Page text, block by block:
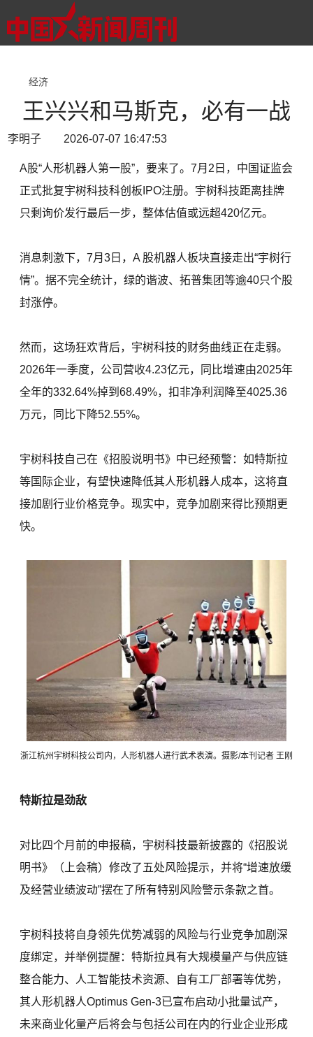
经济
王兴兴和马斯克，必有一战
李明子 2026-07-07 16:47:53
A股“人形机器人第一股”，要来了。7月2日，中国证监会
正式批复宇树科技科创板IPO注册。宇树科技距离挂牌
只剩询价发行最后一步，整体估值或远超420亿元。
消息刺激下，7月3日，A 股机器人板块直接走出“宇树行
情”。据不完全统计，绿的谐波、拓普集团等逾40只个股
封涨停。
然而，这场狂欢背后，宇树科技的财务曲线正在走弱。
2026年一季度，公司营收4.23亿元，同比增速由2025年
全年的332.64%掉到68.49%，扣非净利润降至4025.36
万元，同比下降52.55%。
宇树科技自己在《招股说明书》中已经预警：如特斯拉
等国际企业，有望快速降低其人形机器人成本，这将直
接加剧行业价格竞争。现实中，竞争加剧来得比预期更
快。
浙江杭州宇树科技公司内，人形机器人进行武术表演。摄影/本刊记者 王刚
特斯拉是劲敌
对比四个月前的申报稿，宇树科技最新披露的《招股说
明书》（上会稿）修改了五处风险提示，并将“增速放缓
及经营业绩波动”摆在了所有特别风险警示条款之首。
宇树科技将自身领先优势减弱的风险与行业竞争加剧深
度绑定，并举例提醒：特斯拉具有大规模量产与供应链
整合能力、人工智能技术资源、自有工厂部署等优势，
其人形机器人Optimus Gen-3已宣布启动小批量试产，
未来商业化量产后将会与包括公司在内的行业企业形成